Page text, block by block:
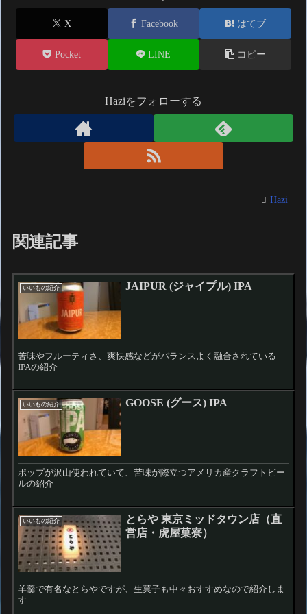
X Facebook はてブ
Pocket LINE コピー
Haziをフォローする
Hazi
関連記事
いいもの紹介 JAIPUR (ジャイプル) IPA
苦味やフルーティさ、爽快感などがバランスよく融合されている
IPAの紹介
いいもの紹介 GOOSE (グース) IPA
ポップが沢山使われていて、苦味が際立つアメリカ産クラフトビー
ルの紹介
いいもの紹介
とらや 東京ミッドタウン店（直
営店・虎屋菓寮）
羊羹で有名なとらやですが、生菓子も中々おすすめなので紹介しま
す